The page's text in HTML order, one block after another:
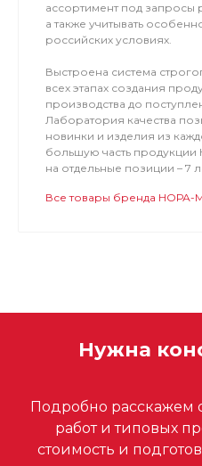
ассортимент под запросы
а также учитывать
российских условиях.
Выстроена система
всех этапах создания
производства до
Лаборатория качества
новинки и изделия из
большую часть продукции
на отдельные позиции – 7
Все товары бренда НОРА-
Нужна
Подробно расскажем
работ и типовых
стоимость и